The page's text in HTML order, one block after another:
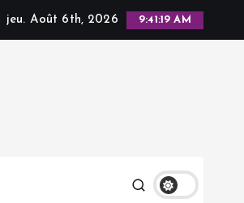
jeu. Août 6th, 2026 9:41:21 AM